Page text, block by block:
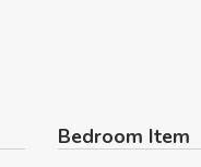
Bedroom Item